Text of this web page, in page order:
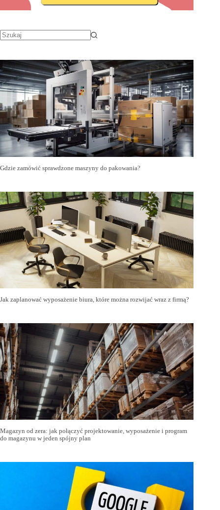
Gdzie zamówić sprawdzone maszyny do pakowania?
Jak zaplanować wyposażenie biura, które można rozwijać wraz z firmą?
Magazyn od zera: jak połączyć projektowanie, wyposażenie i program
do magazynu w jeden spójny plan